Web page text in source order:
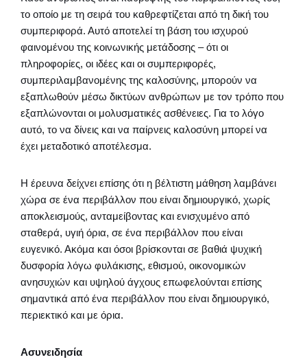
το οποίο με τη σειρά του καθρεφτίζεται από τη δική του
συμπεριφορά. Αυτό αποτελεί τη βάση του ισχυρού
φαινομένου της κοινωνικής μετάδοσης – ότι οι
πληροφορίες, οι ιδέες και οι συμπεριφορές,
συμπεριλαμβανομένης της καλοσύνης, μπορούν να
εξαπλωθούν μέσω δικτύων ανθρώπων με τον τρόπο που
εξαπλώνονται οι μολυσματικές ασθένειες. Για το λόγο
αυτό, το να δίνεις και να παίρνεις καλοσύνη μπορεί να
έχει μεταδοτικό αποτέλεσμα.
Η έρευνα δείχνει επίσης ότι η βέλτιστη μάθηση λαμβάνει
χώρα σε ένα περιβάλλον που είναι δημιουργικό, χωρίς
αποκλεισμούς, ανταμείβοντας και ενισχυμένο από
σταθερά, υγιή όρια, σε ένα περιβάλλον που είναι
ευγενικό. Ακόμα και όσοι βρίσκονται σε βαθιά ψυχική
δυσφορία λόγω φυλάκισης, εθισμού, οικονομικών
ανησυχιών και υψηλού άγχους επωφελούνται επίσης
σημαντικά από ένα περιβάλλον που είναι δημιουργικό,
περιεκτικό και με όρια.
Ασυνειδησία